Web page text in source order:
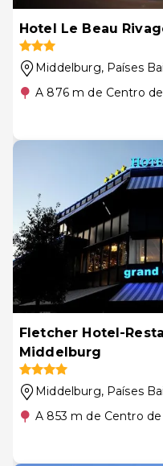
Hotel Le Beau
Middelburg, Países
A 876 m de Centro
Fletcher Hotel-
Middelburg
Middelburg, Países
A 853 m de Centro